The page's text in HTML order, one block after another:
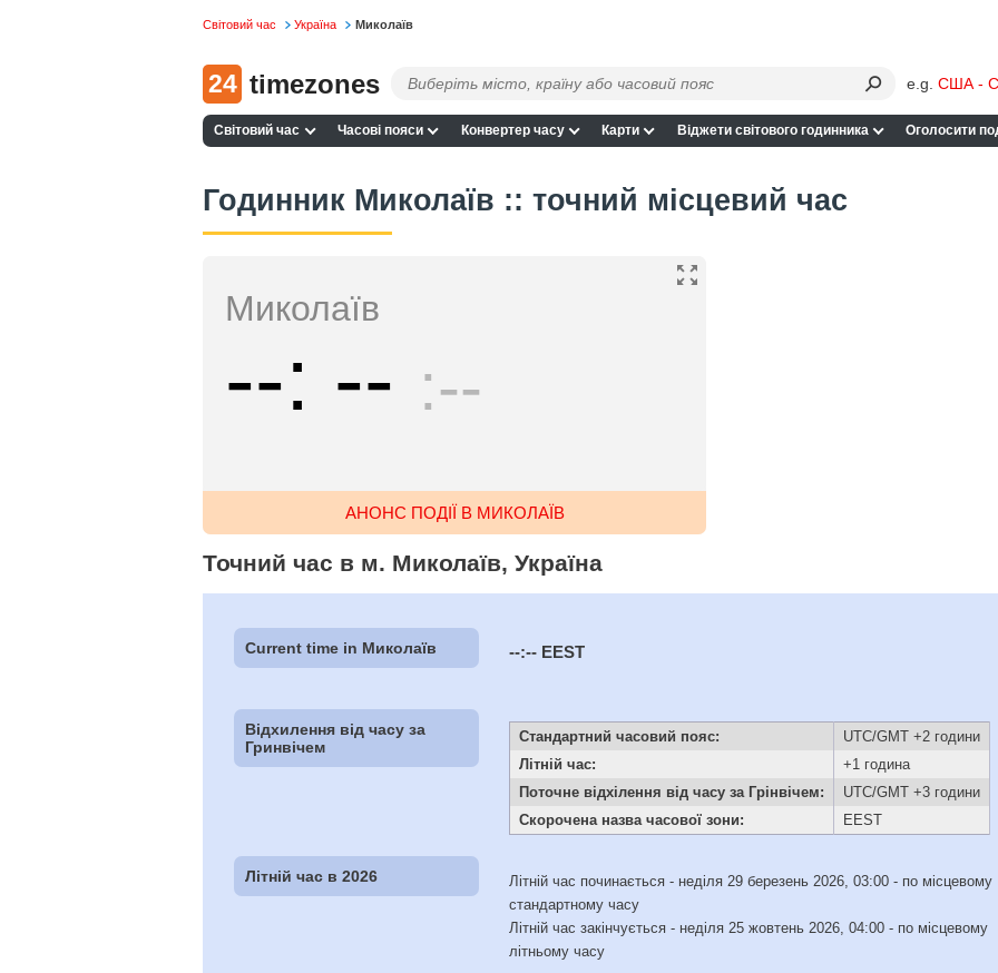
Світовий час Україна Миколаїв
24 timezones e.g. США -
Світовий час Часові пояси Конвертер часу Карти Віджети світового годинника Оголосити
Годинник Миколаїв :: точний місцевий час
Миколаїв
-- -- --
АНОНС ПОДІЇ В МИКОЛАЇВ
Точний час в м. Миколаїв, Україна
Current time in Миколаїв --:-- EEST
Відхилення від часу за
Гринвічем
Стандартний часовий пояс:
UTC/GMT +2 години
Літній час:
+1 година
Поточне відхілення від часу за Грінвічем:
UTC/GMT +3 години
Скорочена назва часової зони:
EEST
Літній час в 2026
Літній час починається - неділя 29 березень 2026, 03:00 - по місцевому
стандартному часу
Літній час закінчується - неділя 25 жовтень 2026, 04:00 - по місцевому
літньому часу